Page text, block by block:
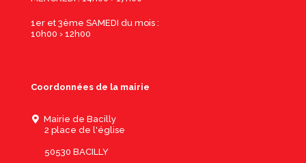
1er et 3ème SAMEDI du mois :
10h00 › 12h00
Coordonnées de la mairie
Mairie de Bacilly
2 place de l'église
50530 BACILLY